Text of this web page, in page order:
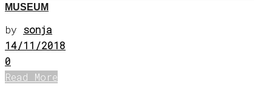
MUSEUM
by sonja
14/11/2018
0
Read More